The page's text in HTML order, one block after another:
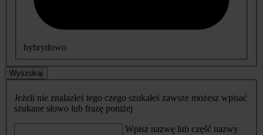
hybrydowo
Wyszukaj
Jeżeli nie znalazłeś tego czego szukałeś zawsze możesz wpisać
szukane słowo lub frazę poniżej
Wpisz nazwę lub część nazwy